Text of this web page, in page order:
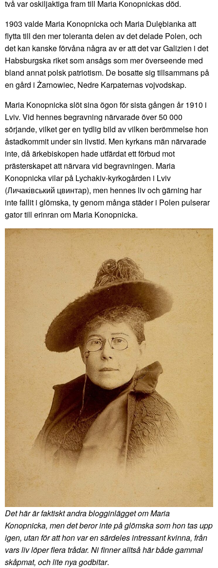
två var oskiljaktiga fram till Maria Konopnickas död.
1903 valde Maria Konopnicka och Maria Dulębianka att
flytta till den mer toleranta delen av det delade Polen, och
det kan kanske förvåna några av er att det var Galizien i det
Habsburgska riket som ansågs som mer överseende med
bland annat polsk patriotism. De bosatte sig tillsammans på
en gård i Żarnowiec, Nedre Karpaternas vojvodskap.
Maria Konopnicka slöt sina ögon för sista gången år 1910 i
Lviv. Vid hennes begravning närvarade över 50 000
sörjande, vilket ger en tydlig bild av vilken berömmelse hon
åstadkommit under sin livstid. Men kyrkans män närvarade
inte, då ärkebiskopen hade utfärdat ett förbud mot
prästerskapet att närvara vid begravningen. Maria
Konopnicka vilar på Lychakiv-kyrkogården i Lviv
(Личаківський цвинтар), men hennes liv och gärning har
inte fallit i glömska, ty genom många städer i Polen pulserar
gator till erinran om Maria Konopnicka.
Det här är faktiskt andra blogginlägget om Maria
Konopnicka, men det beror inte på glömska som hon tas upp
igen, utan för att hon var en särdeles intressant kvinna, från
vars liv löper flera trådar. Ni finner alltså här både gammal
skåpmat, och lite nya godbitar.